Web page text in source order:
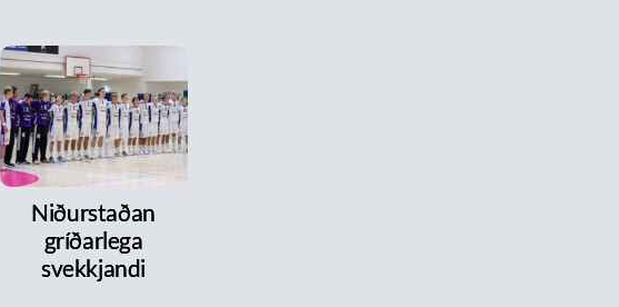
Niðurstaðan
gríðarlega
svekkjandi